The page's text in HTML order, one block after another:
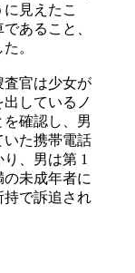
見えたこ
あること、
。
査官は少女が
しているノ
確認し、男
いた携帯電話
、男は第 1
の未成年者に
持で訴追され